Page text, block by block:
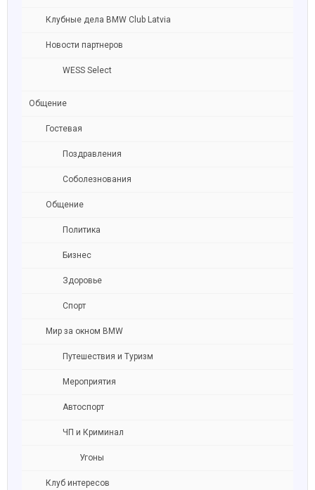
Клубные дела BMW Club Latvia
Новости партнеров
WESS Select
Общение
Гостевая
Поздравления
Соболезнования
Общение
Политика
Бизнес
Здоровье
Спорт
Мир за окном BMW
Путешествия и Туризм
Мероприятия
Автоспорт
ЧП и Криминал
Угоны
Клуб интересов